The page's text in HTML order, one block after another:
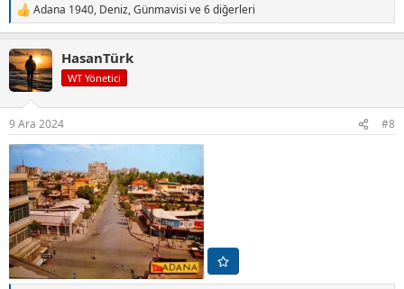
T
e
k
i
l
Adana 1940, Deniz,Günmavisi ve 6 diğerleri
HasanTürk
WT Yönetici
9 Ara 2024 #8